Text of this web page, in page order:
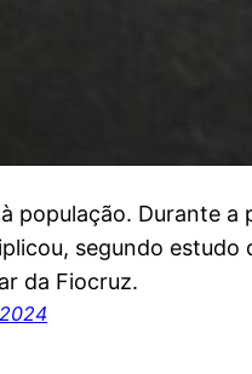
população. Durante
segundo estudo
da Fiocruz.